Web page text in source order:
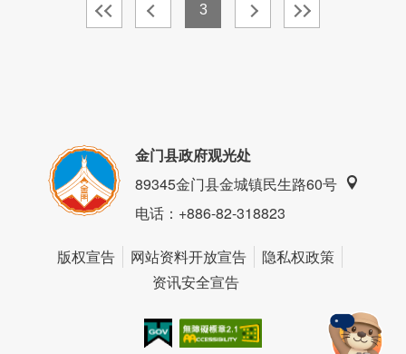
3
金门县政府观光处
89345金门县金城镇民生路60号
电话：+886-82-318823
版权宣告 网站资料开放宣告
隐私权政策
资讯安全宣告